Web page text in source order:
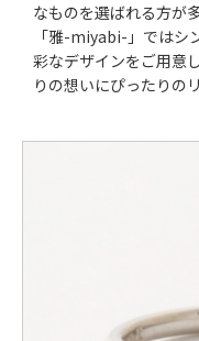
なものを選ばれる方が
「雅-miyabi-」ではシ
彩なデザインをご用意
りの想いにぴったりの